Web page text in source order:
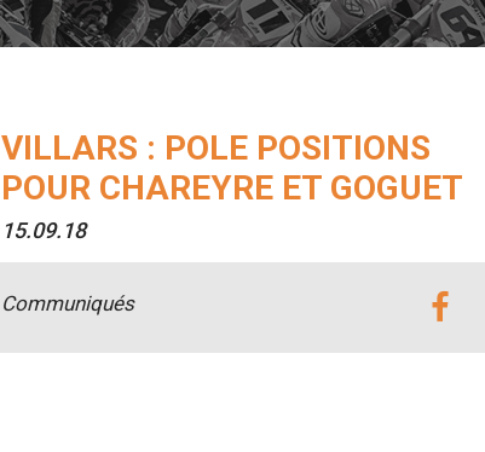
VILLARS : POLE POSITIONS
POUR CHAREYRE ET GOGUET
15.09.18
Communiqués